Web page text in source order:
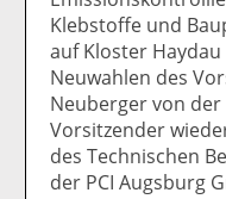
Klebstoffe und
auf Kloster
Neuwahlen des
Neuberger von
Vorsitzender
des Technischen
der PCI Augsburg